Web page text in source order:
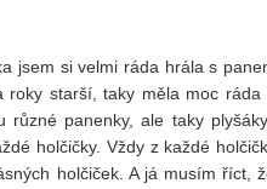
jsem si velmi ráda hrála s
roky starší, taky měla moc
různé panenky, ale taky
holčičky. Vždy z každé
holčiček. A já musím říct,